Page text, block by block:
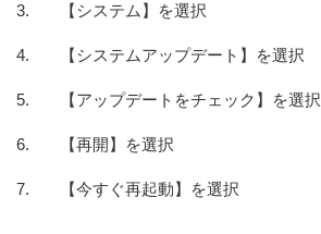
【システム】を選択
【システムアップデート】を選択
【アップデートをチェック】を選択
【再開】を選択
【今すぐ再起動】を選択